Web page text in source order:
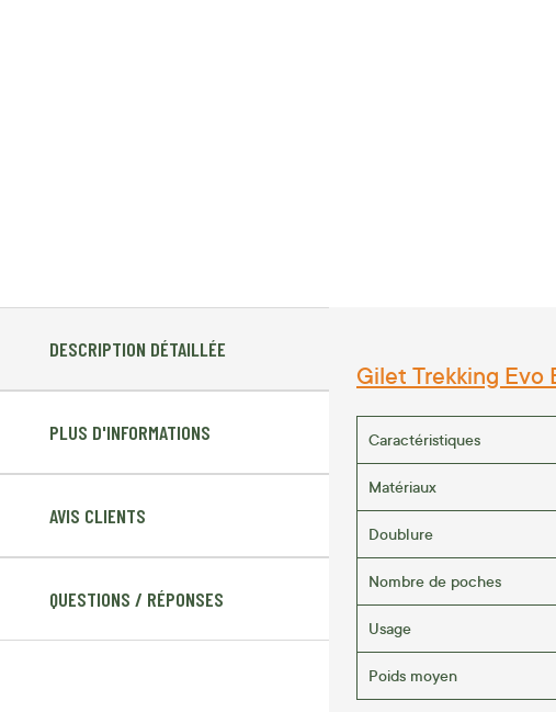
DESCRIPTION DÉTAILLÉE
PLUS D'INFORMATIONS
AVIS CLIENTS
QUESTIONS / RÉPONSES
Gilet Trekking
Caractéristiques
Matériaux
Doublure
Nombre de poches
Usage
Poids moyen